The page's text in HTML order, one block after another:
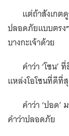
แต่ถ้าสังเกต
ปลอดภัยแบบตรง
บางกะเจ้าด้วย
คำว่า ‘โซน’
แหล่งโอโซนที่ดีที่
คำว่า ‘ปอด’
คำว่าปลอดภัย